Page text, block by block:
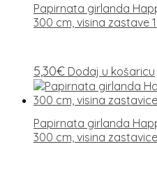
Papirnata girlanda
300 cm, visina zastave
5,30€ Dodaj u košaricu
Papirnata girlanda
300 cm, visina